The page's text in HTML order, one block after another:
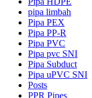
pipa limbah
Pipa PEX
Pipa PP-R
Pipa PVC
Pipa pvc SNI
Pipa Subduct
Pipa uPVC SNI
Posts
PPR Pipes